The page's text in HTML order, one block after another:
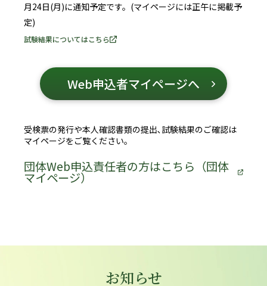
月24日(月)に通知予定です。 (マイページには正午に掲載予
定)
試験結果についてはこちら
Web申込者マイページへ
受検票の発行や本人確認書類の提出､試験結果のご確認は
マイページをご覧ください。
団体Web申込責任者の方はこちら（団体
マイページ）
お知らせ